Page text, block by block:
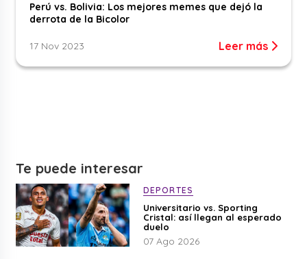
Perú vs. Bolivia: Los mejores memes que dejó la
derrota de la Bicolor
17 Nov 2023 Leer más
Te puede interesar
DEPORTES
Universitario vs. Sporting
Cristal: así llegan al esperado
duelo
07 Ago 2026